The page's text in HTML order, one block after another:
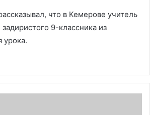
что в Кемерове учитель
9-классника из
урока.